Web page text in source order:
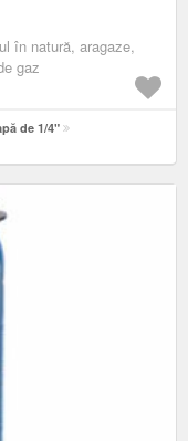
în natură, aragaze,
gaz
de 1/4"